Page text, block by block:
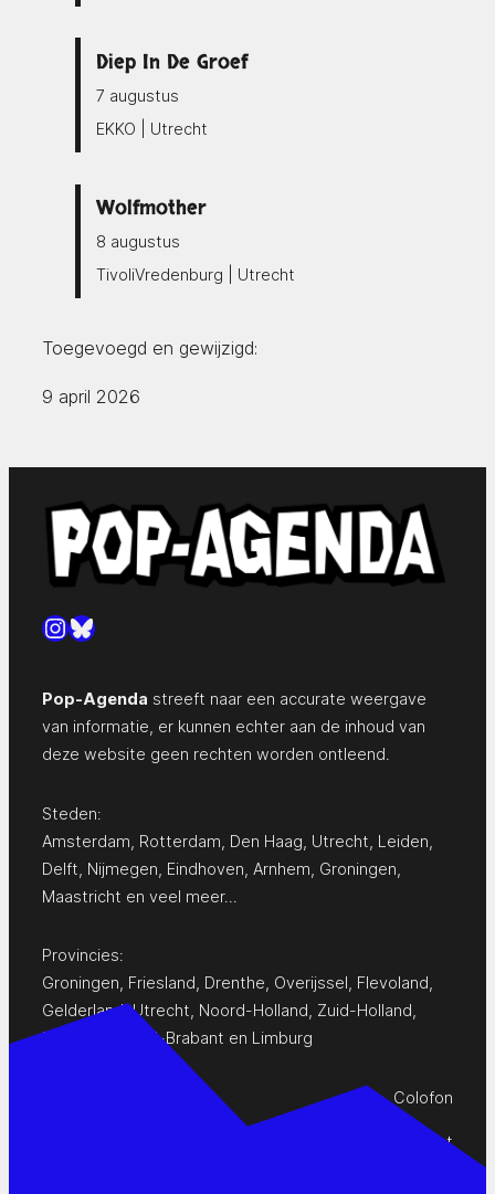
Diep In De Groef
7 augustus
EKKO | Utrecht
Wolfmother
8 augustus
TivoliVredenburg | Utrecht
Toegevoegd en gewijzigd:
9 april 2026
Instagram
Bluesky
Pop-Agenda streeft naar een accurate weergave
van informatie, er kunnen echter aan de inhoud van
deze website geen rechten worden ontleend.
Steden:
Amsterdam Rotterdam Den Haag Utrecht Leiden
Delft Nijmegen Eindhoven Arnhem Groningen
Maastricht en veel meer…
Provincies:
Groningen, Friesland, Drenthe, Overijssel, Flevoland,
Gelderland,Utrecht, Noord-Holland, Zuid-Holland,
Zeeland
Noord-Brabant en Limburg
Colofon
Privacy Statement